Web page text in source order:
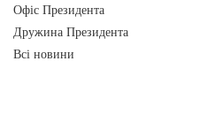
Офіс Президента
Дружина Президента
Всі новини